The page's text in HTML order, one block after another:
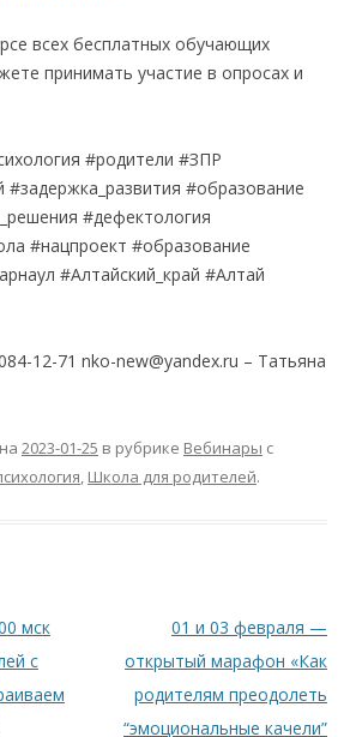
всех бесплатных обучающих
принимать участие в опросах и
#родители #ЗПР
#задержка_развития #образование
#дефектология
#нацпроект #образование
#Алтайский_край #Алтай
12-71 nko-new@yandex.ru – Татьяна
2023-01-25 в рубрике Вебинары с
, Школа для родителей.
мск
с
01 и 03 февраля —
открытый марафон «Как
родителям преодолеть
“эмоциональные качели”